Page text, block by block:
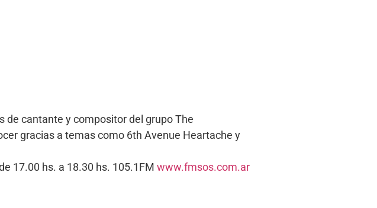
de cantante y compositor del grupo The
gracias a temas como 6th Avenue Heartache y
17.00 hs. a 18.30 hs. 105.1FM www.fmsos.com.ar